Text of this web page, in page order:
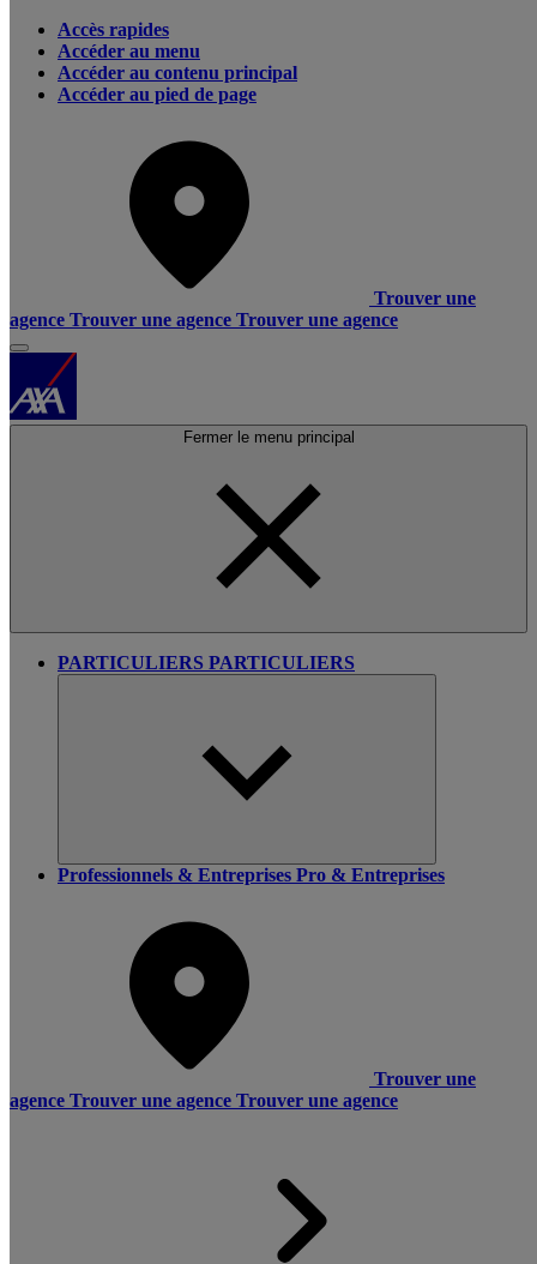
Accès rapides
Accéder au menu
Accéder au contenu principal
Accéder au pied de page
Trouver une
agence Trouver une agence Trouver une agence
Fermer le menu principal
PARTICULIERS PARTICULIERS
Professionnels & Entreprises Pro & Entreprises
Trouver une
agence Trouver une agence Trouver une agence